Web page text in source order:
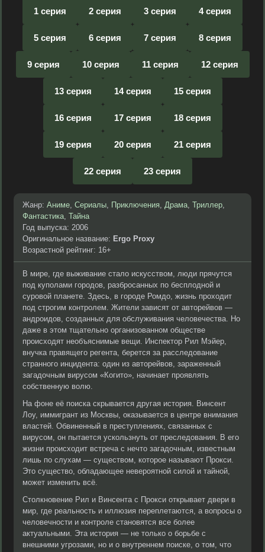
1 серия 2 серия 3 серия 4 серия
5 серия 6 серия 7 серия 8 серия
9 серия 10 серия 11 серия 12 серия
13 серия 14 серия 15 серия
16 серия 17 серия 18 серия
19 серия 20 серия 21 серия
22 серия 23 серия
Жанр: Аниме, Сериалы, Приключения, Драма, Триллер,
Фантастика, Тайна
Год выпуска: 2006
Оригинальное название: Ergo Proxy
Возрастной рейтинг: 16+
В мире, где выживание стало искусством, люди прячутся
под куполами городов, разбросанных по бесплодной и
суровой планете. Здесь, в городе Ромдо, жизнь проходит
под строгим контролем. Жители зависят от авторейвов —
андроидов, созданных для обслуживания человечества. Но
даже в этом тщательно организованном обществе
происходят необъяснимые вещи. Инспектор Рил Мэйер,
внучка правящего регента, берется за расследование
странного инцидента: один из авторейвов, зараженный
загадочным вирусом «Когито», начинает проявлять
собственную волю.
На фоне её поиска скрывается другая история. Винсент
Лоу, иммигрант из Москвы, оказывается в центре внимания
властей. Обвиненный в преступлениях, связанных с
вирусом, он пытается ускользнуть от преследования. В его
жизни происходит встреча с нечто загадочным, известным
лишь по слухам — существом, которое называют Прокси.
Это существо, обладающее невероятной силой и тайной,
может изменить всё.
Столкновение Рил и Винсента с Прокси открывает двери в
мир, где реальность и иллюзия переплетаются, а вопросы о
человечности и контроле становятся все более
актуальными. Эта история — не только о борьбе с
внешними угрозами, но и о внутреннем поиске, о том, что